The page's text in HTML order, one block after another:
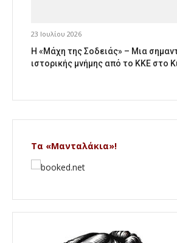
23 Ιουλίου 2026
Η «Μάχη της Σοδειάς» – Μια
ιστορικής μνήμης από το ΚΚΕ στο
Τα «Μανταλάκια»!